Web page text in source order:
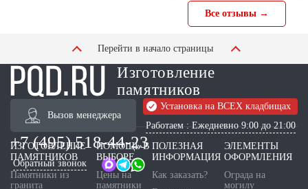
Все отзывы →
Перейти в начало страницы
Изготовление
памятников
Вызов менеджера
Установка на ВСЕХ кладбищах
Работаем : Ежедневно 9:00 до 21:00
+7 (495) 518-44-23
Обратный звонок
ИЗГОТОВЛЕНИЕ
ПАМЯТНИКОВ
Памятники из
гранита
ПОМОЩЬ В
ВЫБОРЕ
Цены на
памятники
ПОЛЕЗНАЯ
ИНФОРМАЦИЯ
Как заказать?
ЭЛЕМЕНТЫ
ОФОРМЛЕНИЯ
Ограда на
могилу